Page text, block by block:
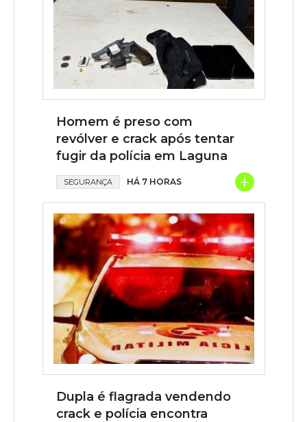
Homem é preso com
revólver e crack após tentar
fugir da polícia em Laguna
SEGURANÇA HÁ 7 HORAS +
Dupla é flagrada vendendo
crack e polícia encontra